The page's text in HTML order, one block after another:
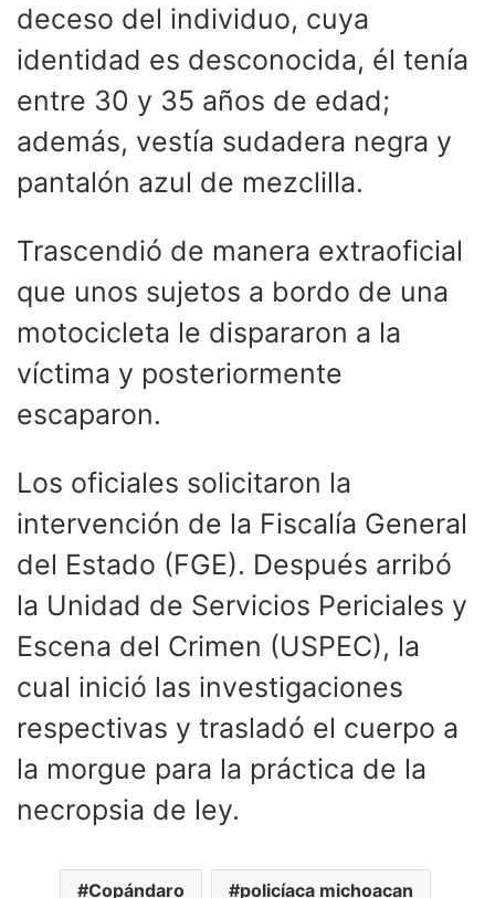
deceso del individuo, cuya
identidad es desconocida, él tenía
entre 30 y 35 años de edad;
además, vestía sudadera negra y
pantalón azul de mezclilla.
Trascendió de manera extraoficial
que unos sujetos a bordo de una
motocicleta le dispararon a la
víctima y posteriormente
escaparon.
Los oficiales solicitaron la
intervención de la Fiscalía General
del Estado (FGE). Después arribó
la Unidad de Servicios Periciales y
Escena del Crimen (USPEC), la
cual inició las investigaciones
respectivas y trasladó el cuerpo a
la morgue para la práctica de la
necropsia de ley.
Copándaro policíaca michoacan